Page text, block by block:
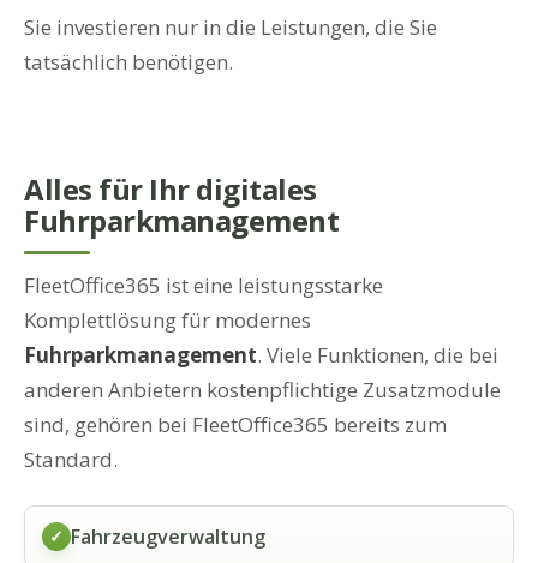
Sie investieren nur in die Leistungen, die Sie
tatsächlich benötigen.
Alles für Ihr digitales
Fuhrparkmanagement
FleetOffice365 ist eine leistungsstarke
Komplettlösung für modernes
Fuhrparkmanagement. Viele Funktionen, die bei
anderen Anbietern kostenpflichtige Zusatzmodule
sind, gehören bei FleetOffice365 bereits zum
Standard.
✓ Fahrzeugverwaltung